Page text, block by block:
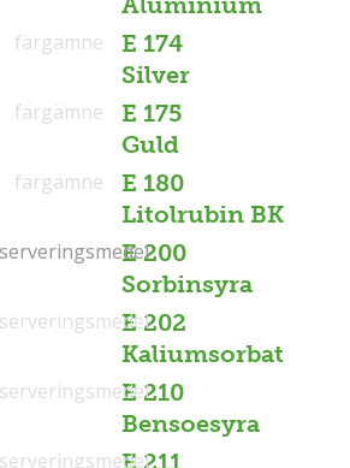
E 174
Silver
färgämne
E 175
Guld
färgämne
E 180
Litolrubin BK
färgämne
E 200
Sorbinsyra
E 202
Kaliumsorbat
E 210
Bensoesyra
E 211